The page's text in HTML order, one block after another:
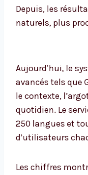
Depuis, les
naturels, plus
Aujourd’hui, le
avancés tels que
le contexte,
quotidien. Le
250 langues et
d’utilisateurs
Les chiffres